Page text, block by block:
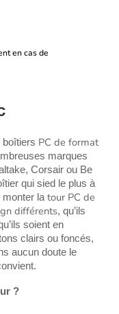
en cas de
boîtiers PC de format
marques
Corsair ou Be
qui sied le plus à
la tour PC de
différents, qu’ils
soient en
clairs ou foncés,
aucun doute le
?